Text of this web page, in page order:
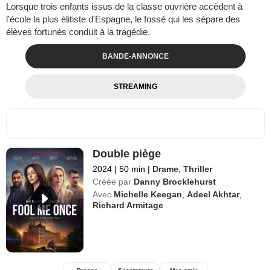
Lorsque trois enfants issus de la classe ouvrière accèdent à
l'école la plus élitiste d'Espagne, le fossé qui les sépare des
élèves fortunés conduit à la tragédie.
BANDE-ANNONCE
STREAMING
Double piège
2024 | 50 min | Drame ,Thriller
Créée par Danny Brocklehurst
Avec Michelle Keegan ,Adeel Akhtar,
Richard Armitage